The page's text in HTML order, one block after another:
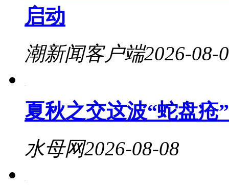
启动
潮新闻客户端2026-08-
夏秋之交这波“蛇盘疮
水母网2026-08-08